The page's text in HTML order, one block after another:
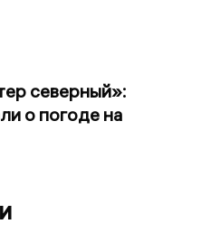
северный»:
о погоде на